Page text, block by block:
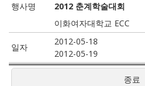
2012 춘계학술대회
이화여자대학교 ECC
2012-05-18
2012-05-19
종료